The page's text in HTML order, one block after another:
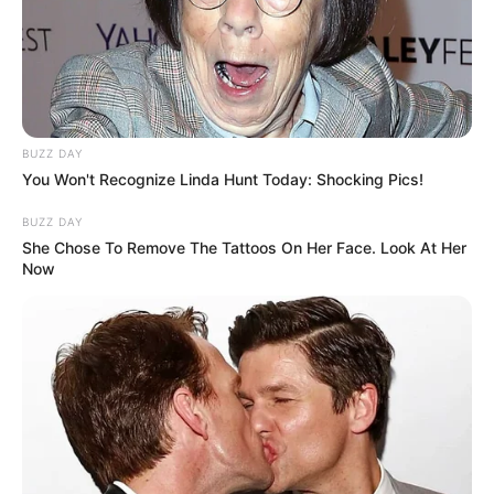
ГАРЯЧI ПОДІЇ
До $20 тисяч за «списання»: на
Закарпатті розслідують схему з
підозри отримали екскерівники
Мукачівського ТЦК
ГАРЯЧI ПОДІЇ
У Ясінянській громаді відкрили
черговий простір
психологічної підтримки (фото)
06.08.2026
BUZZ DAY
You Won't Recognize Linda Hunt Today: Shocking Pics!
BUZZ DAY
She Chose To Remove The Tattoos On Her Face. Look At Her
Now